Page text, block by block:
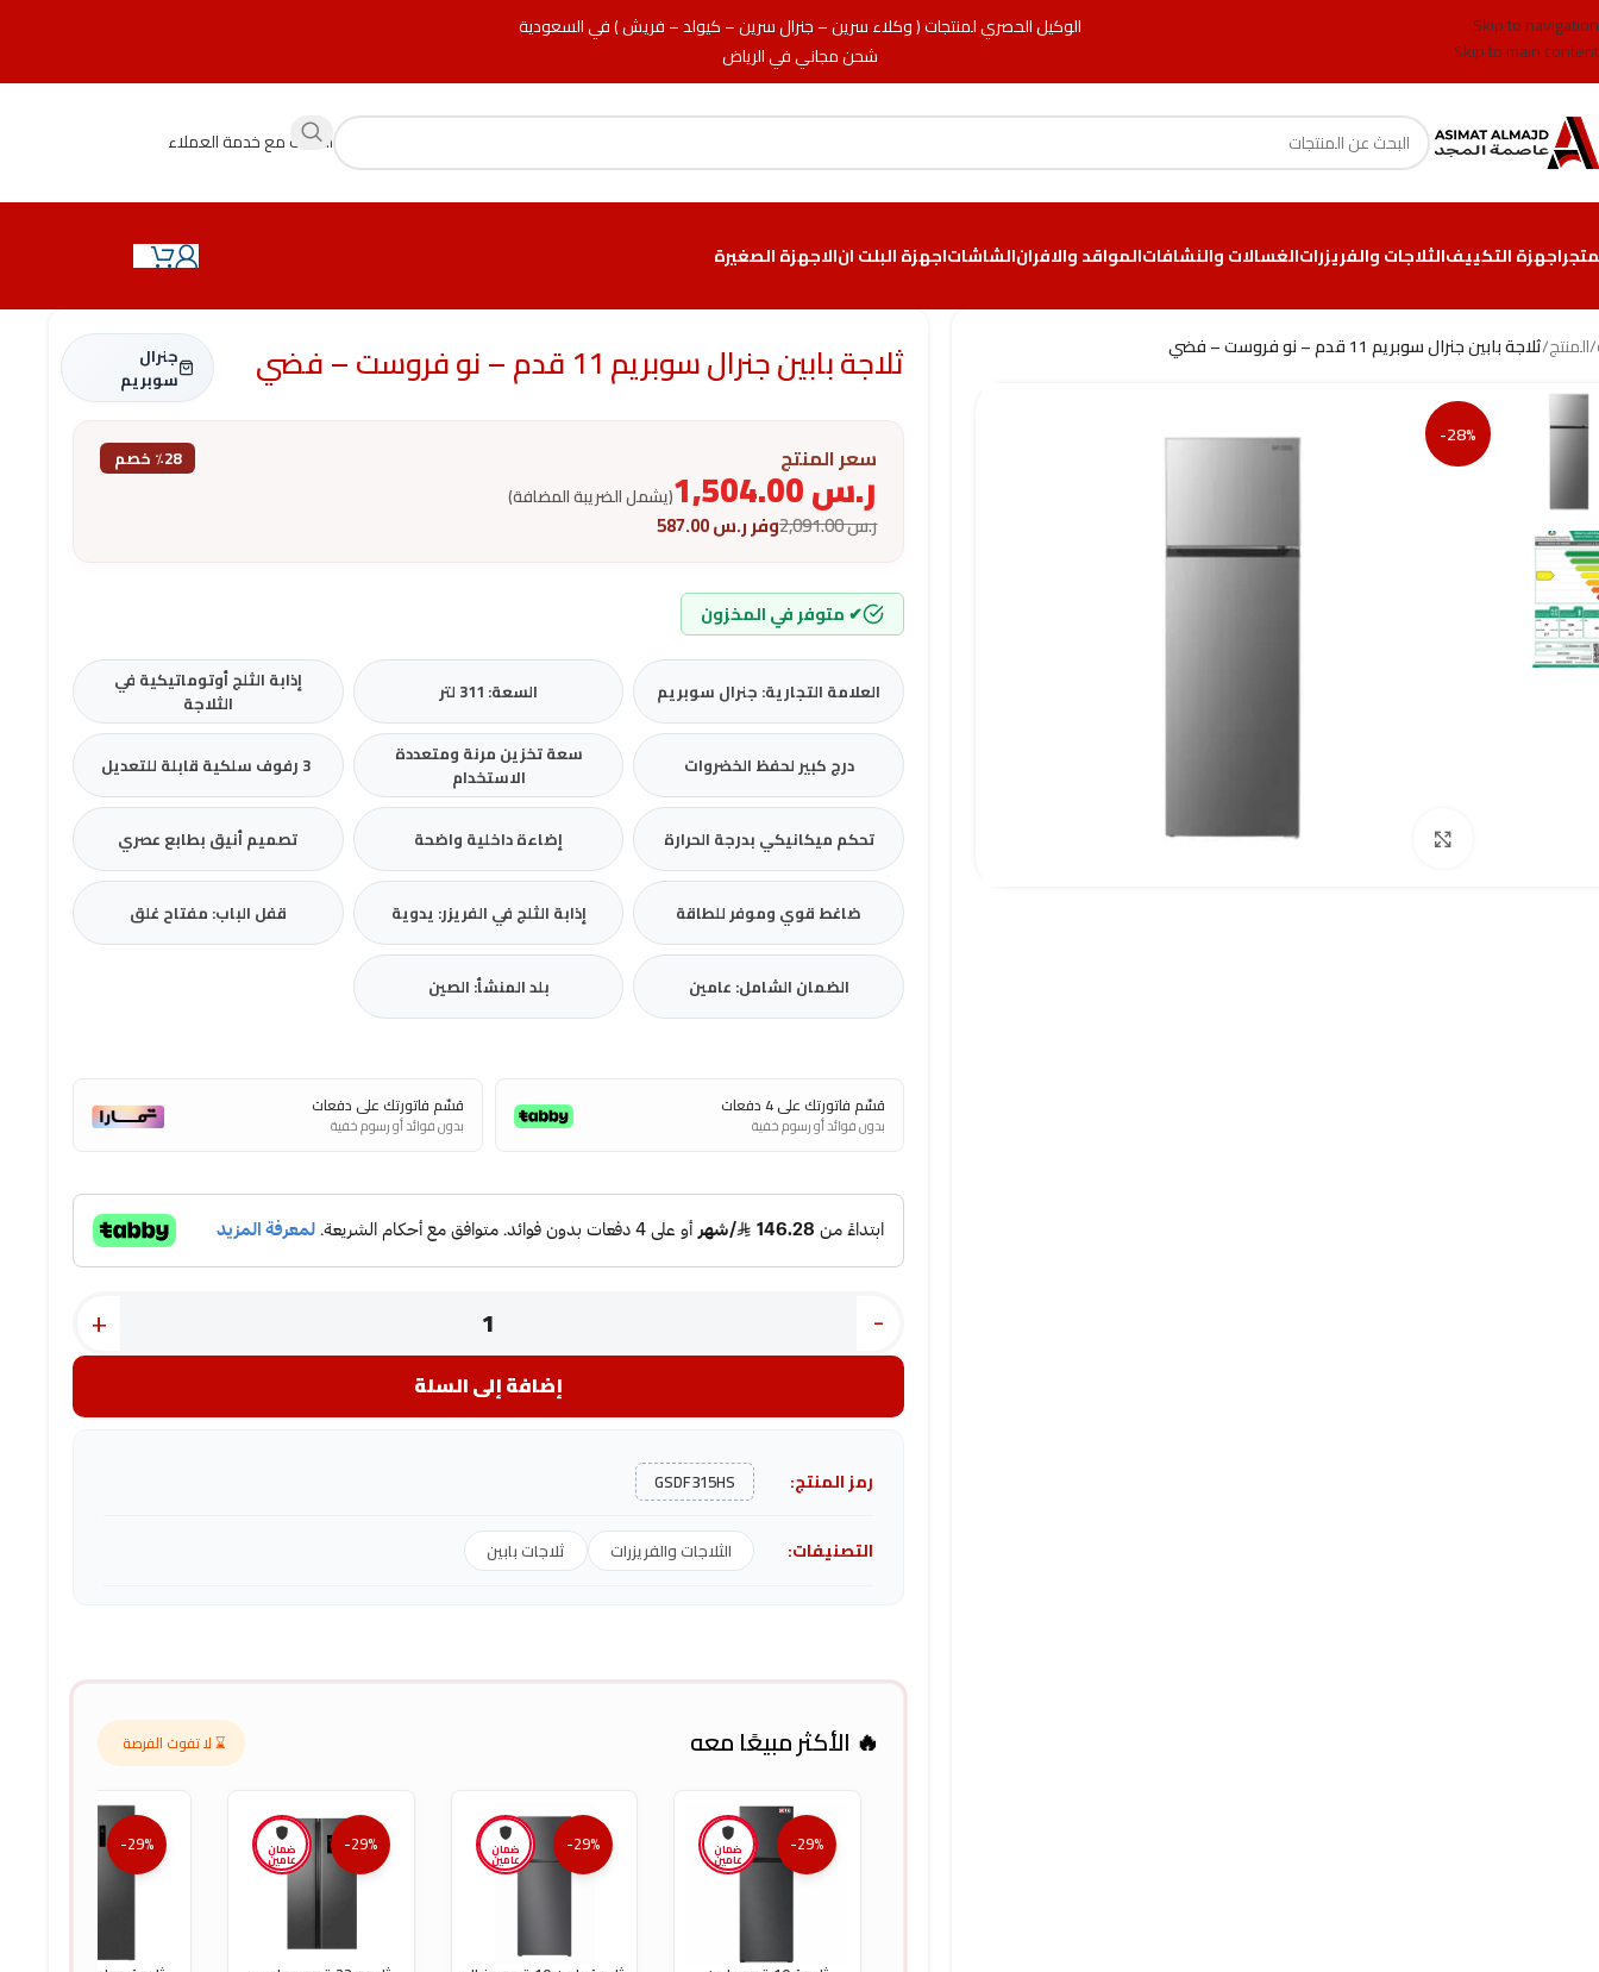
الوكيل الحصري لمنتجات ( وكلاء سرين – جنرال سرين – كيولد – فريش ) في السعودية
شحن مجاني في الرياض
Skip to navigation
Skip to main content
التحدث مع خدمة العملاء
اجهزة التكييفالثلاجات والفريزراتالغسالات والنشافاتالمواقد والافرانالشاشاتاجهزة البلت انالاجهزة الصغيرة
/المنتج/ثلاجة بابين جنرال سوبريم 11 قدم – نو فروست – فضي
-28%
ثلاجة بابين جنرال سوبريم 11 قدم – نو فروست – فضي
جنرال
سوبريم
سعر المنتج ٪28 خصم
ر.س (يشمل الضريبة المضافة)
ر.س2,091.00 وفرر.س
✔ متوفر في المخزون
العلامة التجارية: جنرال سوبريم السعة: 311 لتر
إذابة الثلج أوتوماتيكية في
الثلاجة
درج كبير لحفظ الخضروات
سعة تخزين مرنة ومتعددة
الاستخدام
تحكم ميكانيكي بدرجة الحرارة إضاءة داخلية واضحة تصميم أنيق بطابع عصري
ضاغط قوي وموفر للطاقة إذابة الثلج في الفريزر: يدوية قفل الباب: مفتاح غلق
الضمان الشامل: عامين بلد المنشأ: الصين
قسّم فاتورتك على 4 دفعات
بدون فوائد أو رسوم خفية
قسّم فاتورتك على دفعات
بدون فوائد أو رسوم خفية
-
+
إضافة إلى السلة
رمز المنتج: GSDF315HS
التصنيفات: الثلاجات والفريزرات ثلاجات بابين
🔥 الأكثر مبيعًا معه ⌛ لا تفوت الفرصة
ضمان
عامين
-29% ضمان
عامين
-29% ضمان
عامين
-29%
-29%